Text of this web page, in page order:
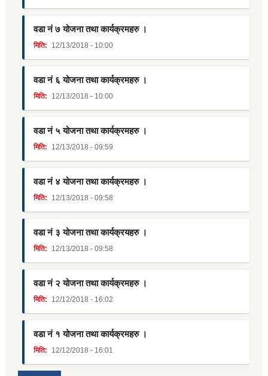
वडा नं ७ योजना तथा कार्यक्रमहरु ।
मिति: 12/13/2018 - 10:00
वडा नं ६ योजना तथा कार्यक्रमहरु ।
मिति: 12/13/2018 - 10:00
वडा नं ५ योजना तथा कार्यक्रमहरु ।
मिति: 12/13/2018 - 09:59
वडा नं ४ योजना तथा कार्यक्रमहरु ।
मिति: 12/13/2018 - 09:58
वडा नं ३ योजना तथा कार्यक्रयहरु ।
मिति: 12/13/2018 - 09:58
वडा नं २ योजना तथा कार्यक्रमहरु ।
मिति: 12/12/2018 - 16:02
वडा नं १ योजना तथा कार्यक्रमहरु ।
मिति: 12/12/2018 - 16:01